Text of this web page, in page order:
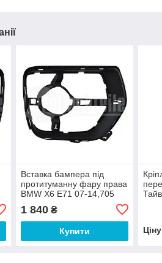
Вставка бампера під
протитуманну фару права
BMW X6 E71 07-14,705
1 840₴
Купити